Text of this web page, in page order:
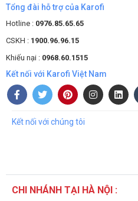
Tổng đài hỗ trợ của Karofi
Hotline : 0976.85.65.65
CSKH : 1900.96.96.15
Khiếu nại : 0968.60.1515
Kết nối với Karofi Việt Nam
Kết nối với chúng tôi
CHI NHÁNH TẠI HÀ NỘI :